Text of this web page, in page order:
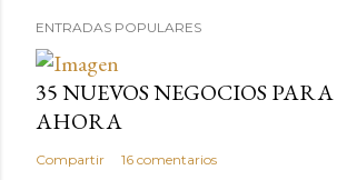
ENTRADAS POPULARES
35 NUEVOS NEGOCIOS
AHORA
Compartir 16 comentarios